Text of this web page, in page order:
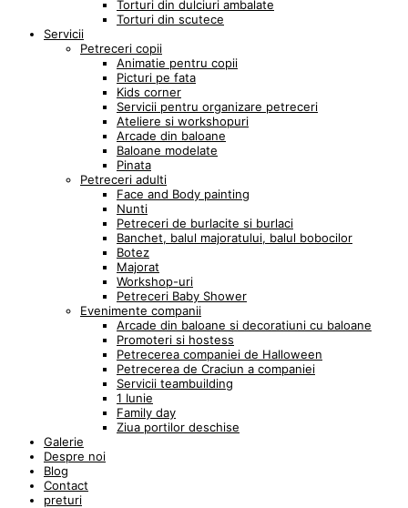
Torturi din dulciuri ambalate
Torturi din scutece
Servicii
Petreceri copii
Animatie pentru copii
Picturi pe fata
Kids corner
Servicii pentru organizare petreceri
Ateliere si workshopuri
Arcade din baloane
Baloane modelate
Pinata
Petreceri adulti
Face and Body painting
Nunti
Petreceri de burlacite si burlaci
Banchet, balul majoratului, balul bobocilor
Botez
Majorat
Workshop-uri
Petreceri Baby Shower
Evenimente companii
Arcade din baloane si decoratiuni cu baloane
Promoteri si hostess
Petrecerea companiei de Halloween
Petrecerea de Craciun a companiei
Servicii teambuilding
1 Iunie
Family day
Ziua portilor deschise
Galerie
Despre noi
Blog
Contact
preturi